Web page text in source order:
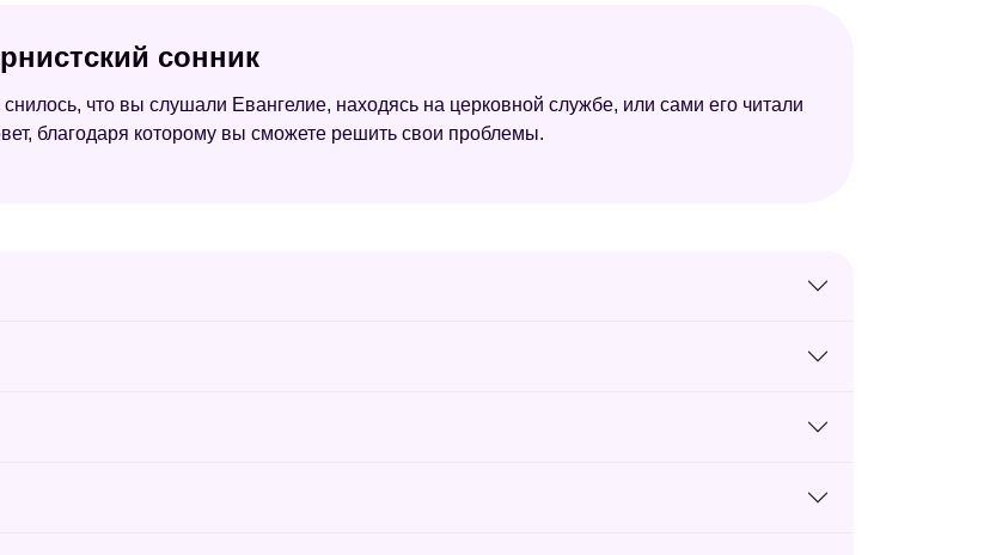
сонник
что вы слушали Евангелие, находясь на церковной службе, или сами его читали
благодаря которому вы сможете решить свои проблемы.